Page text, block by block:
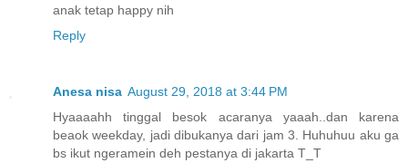
anak tetap happy nih
Reply
Anesa nisa August 29, 2018 at 3:44 PM
Hyaaaahh tinggal besok acaranya yaaah..dan karena
beaok weekday, jadi dibukanya dari jam 3. Huhuhuu aku ga
bs ikut ngeramein deh pestanya di jakarta T_T